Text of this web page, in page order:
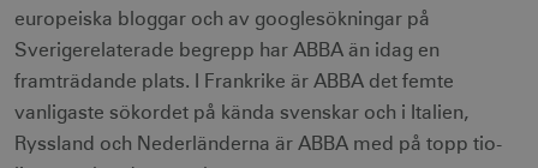
europeiska bloggar och av googlesökningar på
Sverigerelaterade begrepp har ABBA än idag en
framträdande plats. I Frankrike är ABBA det femte
vanligaste sökordet på kända svenskar och i Italien,
Ryssland och Nederländerna är ABBA med på topp tio-